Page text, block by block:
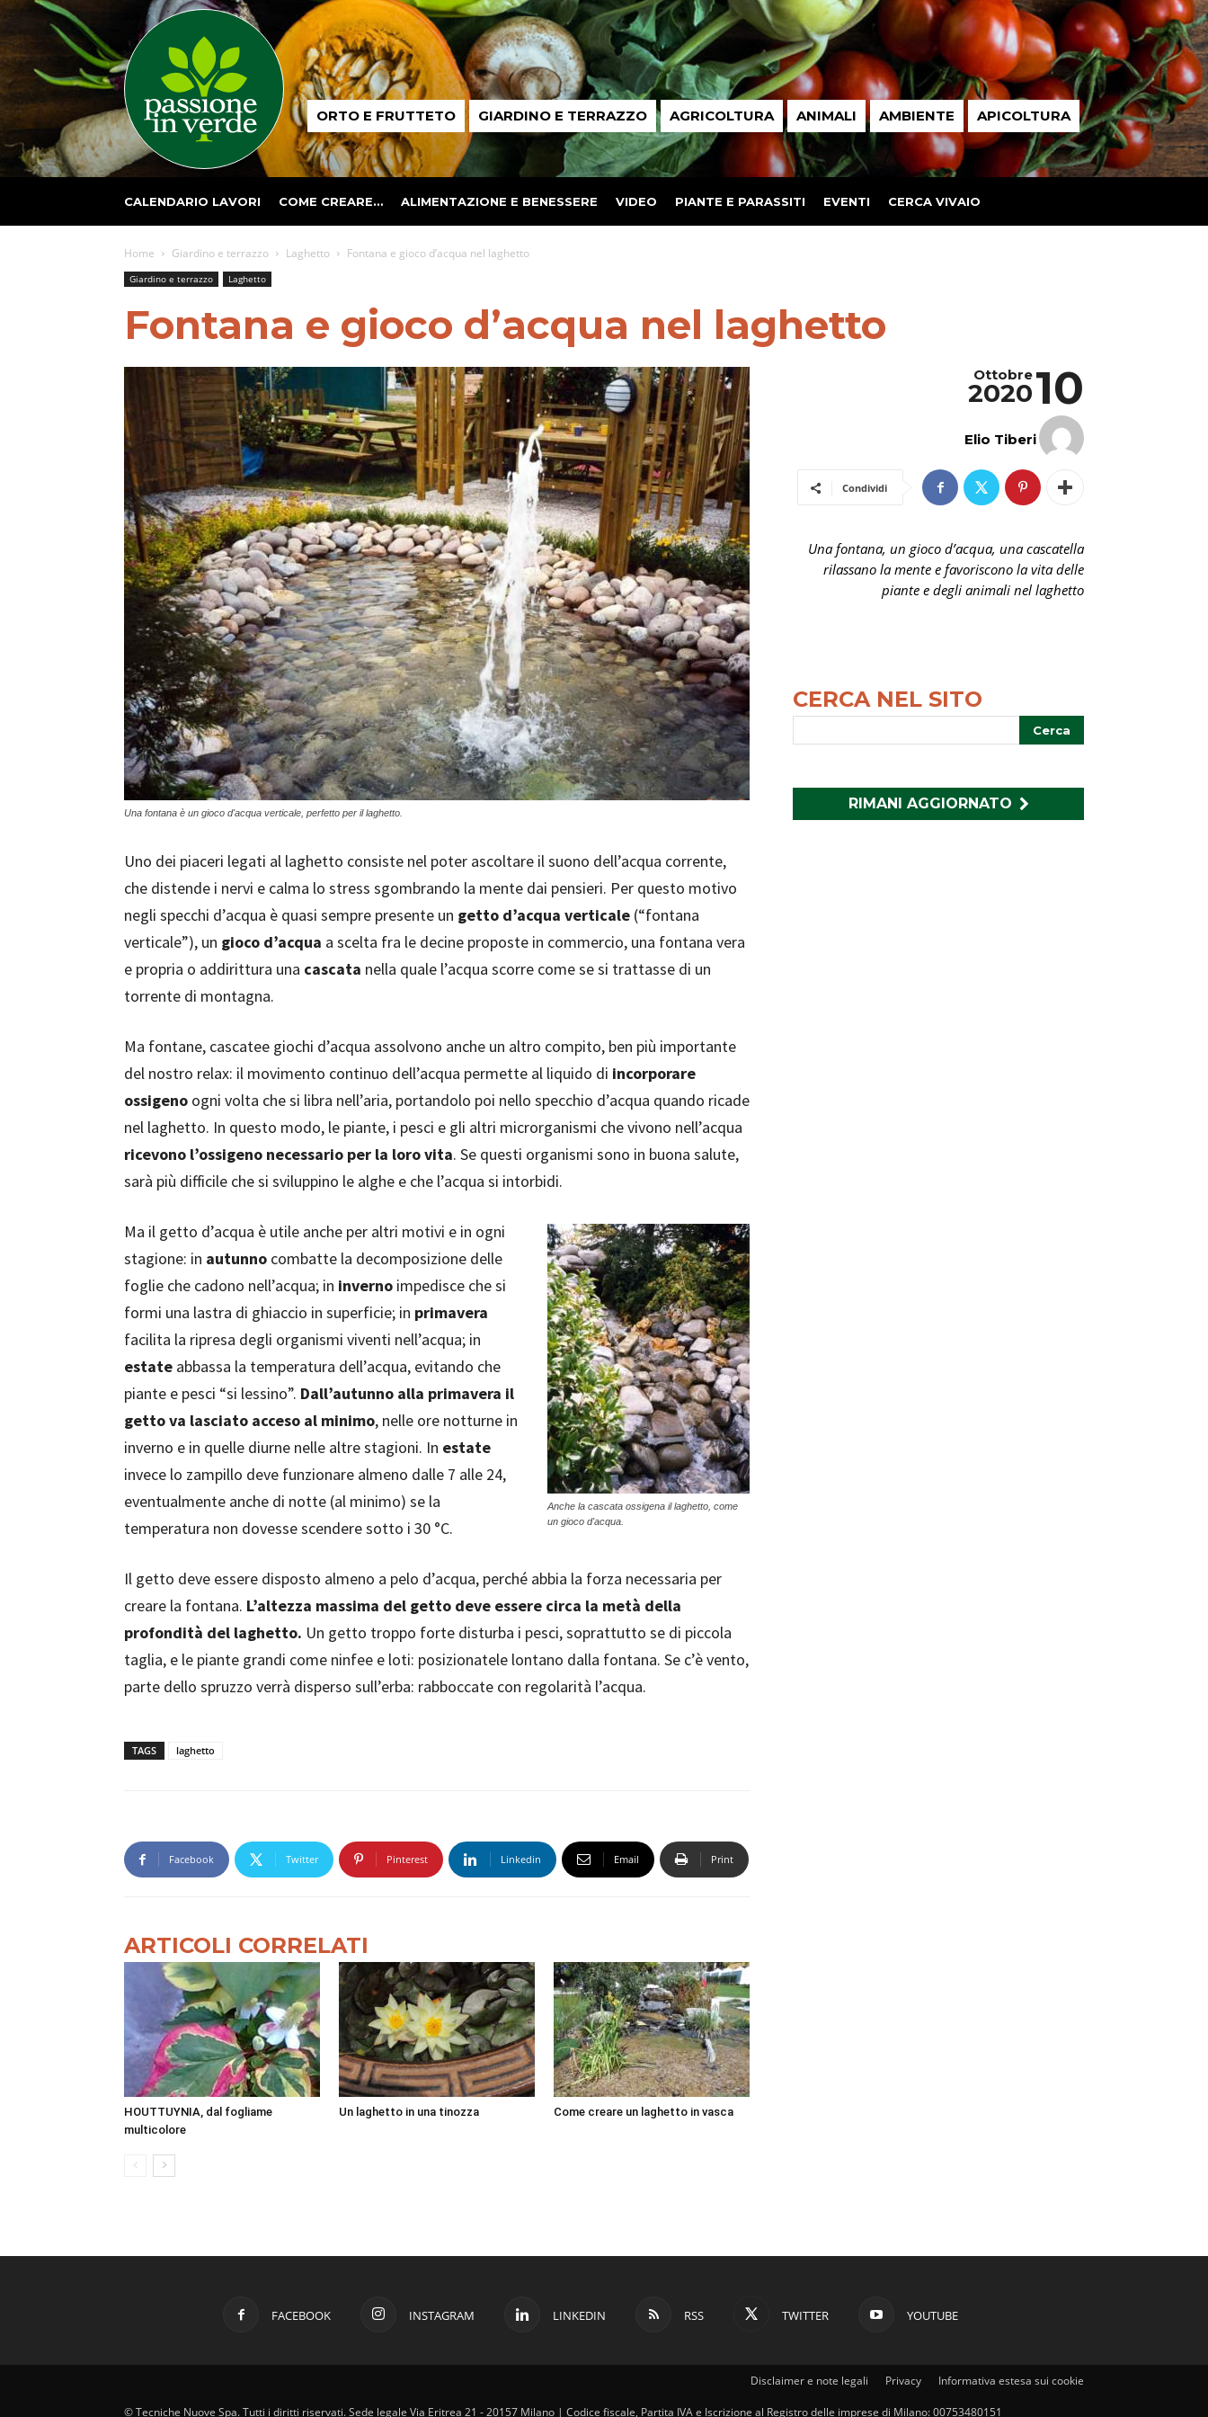
Passione
in ORTO E FRUTTETO GIARDINO E TERRAZZO AGRICOLTURA ANIMALI AMBIENTE APICOLTURA
CALENDARIO LAVORI COME CREARE… ALIMENTAZIONE E BENESSERE VIDEO PIANTE E PARASSITI EVENTI CERCA VIVAIO
Home Giardino e terrazzo Laghetto Fontana e gioco d’acqua nel laghetto
Giardino e terrazzo Laghetto
Fontana e gioco d’acqua nel laghetto
Una fontana è un gioco d'acqua verticale, perfetto per il laghetto.
Uno dei piaceri legati al laghetto consiste nel poter ascoltare il suono dell’acqua corrente,
che distende i nervi e calma lo stress sgombrando la mente dai pensieri. Per questo motivo
negli specchi d’acqua è quasi sempre presente un getto d’acqua verticale (“fontana
verticale”), un gioco d’acqua a scelta fra le decine proposte in commercio, una fontana vera
e propria o addirittura una cascata nella quale l’acqua scorre come se si trattasse di un
torrente di montagna.
Ma fontane, cascatee giochi d’acqua assolvono anche un altro compito, ben più importante
del nostro relax: il movimento continuo dell’acqua permette al liquido di incorporare
ossigeno ogni volta che si libra nell’aria, portandolo poi nello specchio d’acqua quando ricade
nel laghetto. In questo modo, le piante, i pesci e gli altri microrganismi che vivono nell’acqua
ricevono l’ossigeno necessario per la loro vita. Se questi organismi sono in buona salute,
sarà più difficile che si sviluppino le alghe e che l’acqua si intorbidi.
Anche la cascata ossigena il laghetto, come
un gioco d'acqua.
Ma il getto d’acqua è utile anche per altri motivi e in ogni
stagione: in autunno combatte la decomposizione delle
foglie che cadono nell’acqua; in inverno impedisce che si
formi una lastra di ghiaccio in superficie; in primavera
facilita la ripresa degli organismi viventi nell’acqua; in
estate abbassa la temperatura dell’acqua, evitando che
piante e pesci “si lessino”. Dall’autunno alla primavera il
getto va lasciato acceso al minimo, nelle ore notturne in
inverno e in quelle diurne nelle altre stagioni. In estate
invece lo zampillo deve funzionare almeno dalle 7 alle 24,
eventualmente anche di notte (al minimo) se la
temperatura non dovesse scendere sotto i 30 °C.
Il getto deve essere disposto almeno a pelo d’acqua, perché abbia la forza necessaria per
creare la fontana. L’altezza massima del getto deve essere circa la metà della
profondità del laghetto. Un getto troppo forte disturba i pesci, soprattutto se di piccola
taglia, e le piante grandi come ninfee e loti: posizionatele lontano dalla fontana. Se c’è vento,
parte dello spruzzo verrà disperso sull’erba: rabboccate con regolarità l’acqua.
TAGS laghetto
Facebook Twitter Pinterest Linkedin Email Print
ARTICOLI CORRELATI
HOUTTUYNIA, dal fogliame
multicolore
Un laghetto in una tinozza Come creare un laghetto in vasca
10
Ottobre
2020
Elio Tiberi
Condividi
Una fontana, un gioco d’acqua, una cascatella
rilassano la mente e favoriscono la vita delle
piante e degli animali nel laghetto
CERCA NEL SITO
RIMANI AGGIORNATO
FACEBOOK INSTAGRAM LINKEDIN RSS TWITTER YOUTUBE
Disclaimer e note legali Privacy Informativa estesa sui cookie
© Tecniche Nuove Spa. Tutti i diritti riservati. Sede legale Via Eritrea 21 - 20157 Milano | Codice fiscale, Partita IVA e Iscrizione al Registro delle imprese di Milano: 00753480151